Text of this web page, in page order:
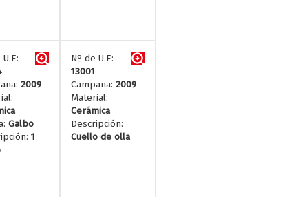
2009
Galbo
1
Nº de U.E:
13001
Campaña:2009
Material:
Cerámica
Descripción:
Cuello de olla